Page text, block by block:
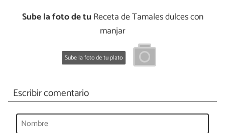
Sube la foto de tu Receta de Tamales dulces con
manjar
Sube la foto de tu plato
Escribir comentario